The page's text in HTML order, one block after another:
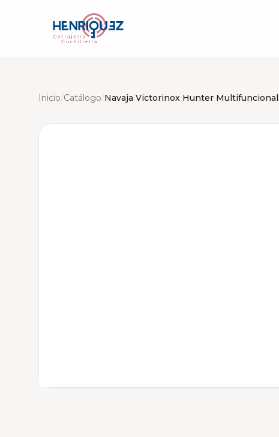
Inicio/Catálogo/Navaja Victorinox Hunter Multifuncional